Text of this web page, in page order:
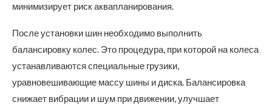
минимизирует риск аквапланирования.
После установки шин необходимо выполнить
балансировку колес. Это процедура, при которой на колеса
устанавливаются специальные грузики,
уравновешивающие массу шины и диска. Балансировка
снижает вибрации и шум при движении, улучшает